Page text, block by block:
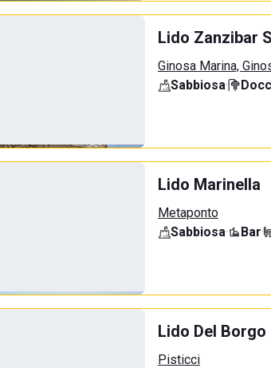
Lido Zanzibar
Ginosa Marina,
Sabbiosa·
Lido Marinella
Metaponto
Sabbiosa· Bar·
Lido Del Borgo
Pisticci